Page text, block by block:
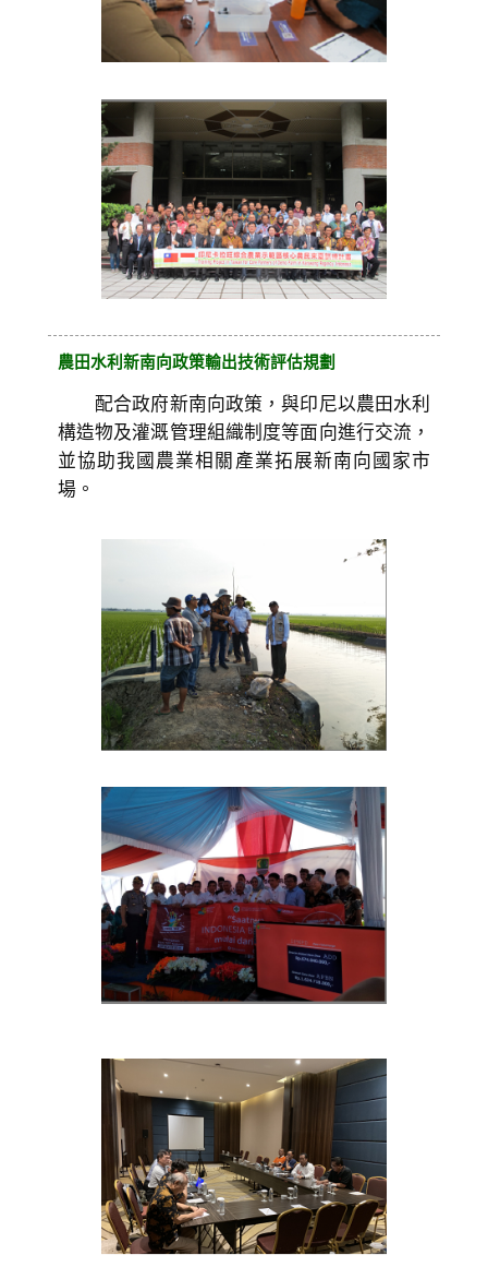
農田水利新南向政策輸出技術評估規劃
配合政府新南向政策，與印尼以農田水利
構造物及灌溉管理組織制度等面向進行交流，
並協助我國農業相關產業拓展新南向國家市
場。